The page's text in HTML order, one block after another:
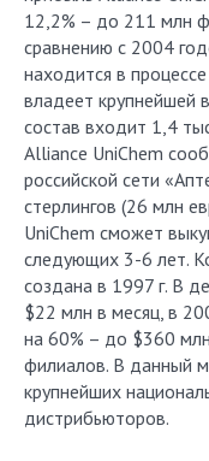
12,2% – до 211 млн
сравнению с 2004
находится в
владеет крупнейшей
состав входит 1,4
Alliance UniChem
российской сети
стерлингов (26 млн
UniChem сможет
следующих 3-6 лет.
создана в 1997 г. В
$22 млн в месяц, в
на 60% – до $360
филиалов. В данный
крупнейших
дистрибьюторов.